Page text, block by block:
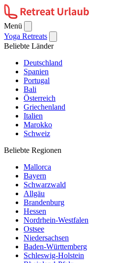
Menü
Yoga Retreats
Beliebte Länder
Deutschland
Spanien
Portugal
Bali
Österreich
Griechenland
Italien
Marokko
Schweiz
Beliebte Regionen
Mallorca
Bayern
Schwarzwald
Allgäu
Brandenburg
Hessen
Nordrhein-Westfalen
Ostsee
Niedersachsen
Baden-Württemberg
Schleswig-Holstein